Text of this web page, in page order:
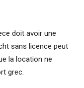
doit avoir une
sans licence peut
la location ne
grec.